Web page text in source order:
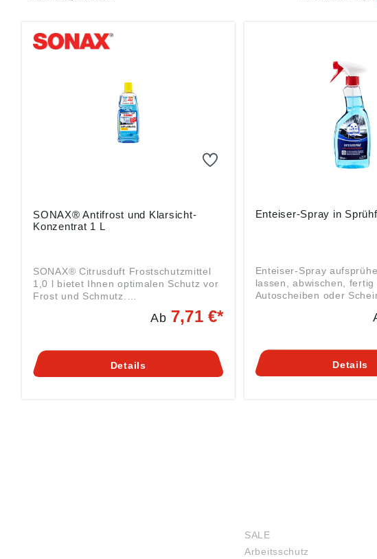
SONAX® Antifrost und Klarsicht-
Konzentrat 1 L
SONAX® Citrusduft Frostschutzmittel
1,0 l bietet Ihnen optimalen Schutz vor
Frost und Schmutz.
SicherheitsdatenblattSignalwort:
Achtung Gefahrenhinweise:H319:
Dampf entzündbar Angaben gemäß
Produktsicherheitsverordnung ((EU)
Ab 7,71 €*
Details
Enteiser-Spray in
Enteiser-Spray
lassen, abwischen, fertig
Autoscheiben oder
Gefahrenhinweise:H226:
((EU) 2023/998): Walter
Chemie GmbH, Details
SALE
Arbeitsschutz